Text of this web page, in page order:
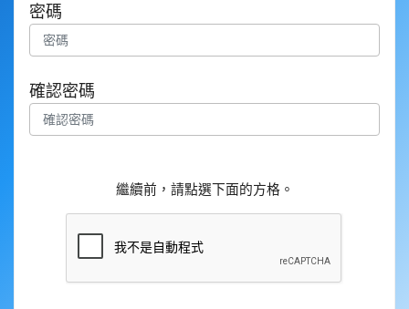
密碼
確認密碼
繼續前，請點選下面的方格。